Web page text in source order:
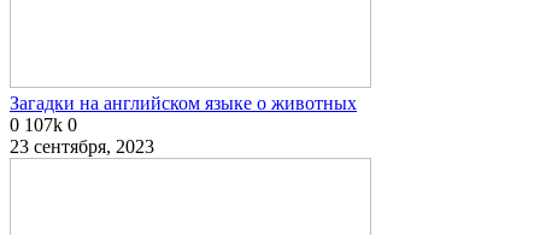
Загадки на английском языке о животных
0 107k 0
23 сентября, 2023